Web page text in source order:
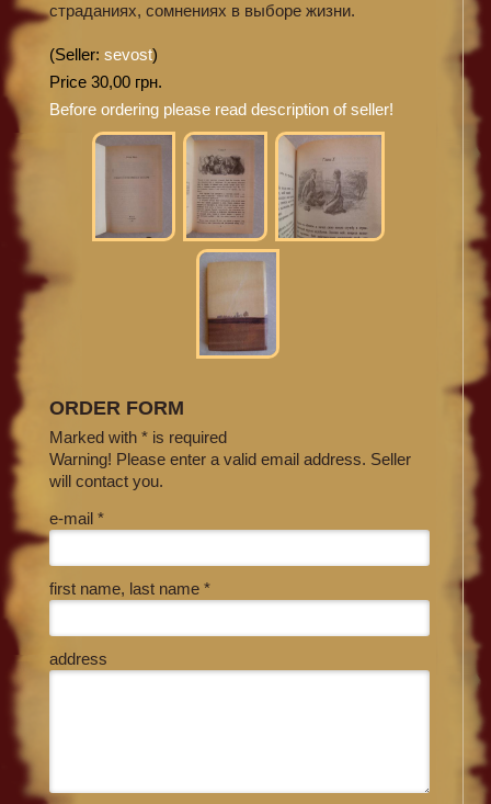
страданиях, сомнениях в выборе жизни.
(Seller: sevost)
Price 30,00 грн.
Before ordering please read description of seller!
ORDER FORM
Marked with * is required
Warning! Please enter a valid email address. Seller
will contact you.
e-mail *
first name, last name *
address